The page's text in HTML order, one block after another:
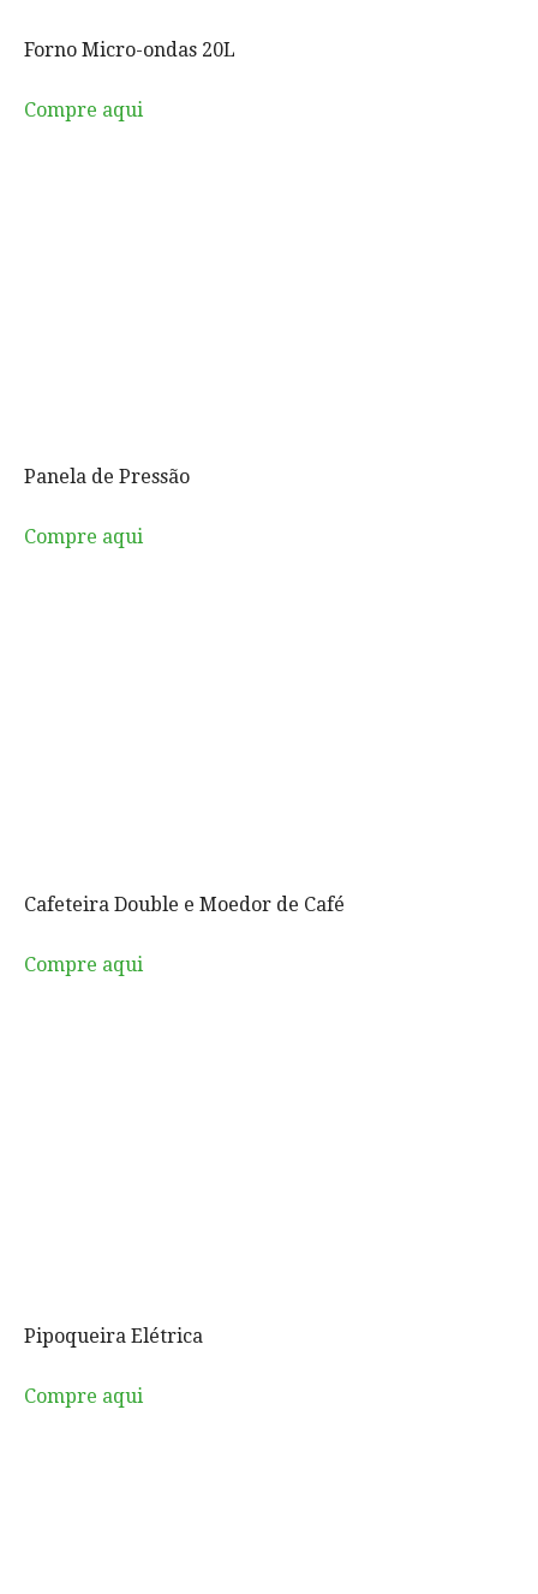
Forno Micro-ondas 20L
Compre aqui
Panela de Pressão
Compre aqui
Cafeteira Double e Moedor de Café
Compre aqui
Pipoqueira Elétrica
Compre aqui